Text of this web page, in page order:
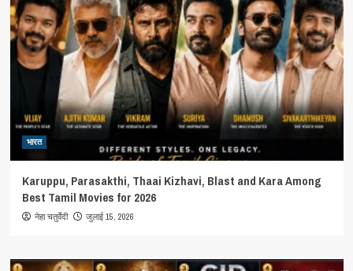
भारत
Karuppu, Parasakthi, Thaai Kizhavi, Blast and Kara Among
Best Tamil Movies for 2026
नेहा चतुर्वेदी जुलाई 15, 2026